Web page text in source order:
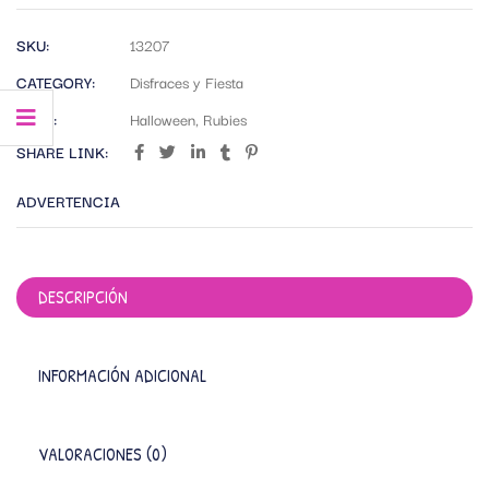
SKU:
13207
CATEGORY:
Disfraces y Fiesta
TAGS:
Halloween, Rubies
SHARE LINK:
ADVERTENCIA
DESCRIPCIÓN
INFORMACIÓN ADICIONAL
VALORACIONES (0)